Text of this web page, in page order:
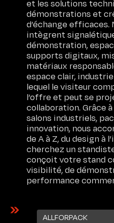
et les solutions
démonstrations et
d’échange
intègrent
démonstration,
supports digitaux,
matériaux
espace clair,
lequel le visiteur
l’offre et peut se
collaboration. Grâce
salons industriels,
innovation, nous
de A à Z, du design à
cherchez un
conçoit votre stand
visibilité, de
performance
ALLFORPACK